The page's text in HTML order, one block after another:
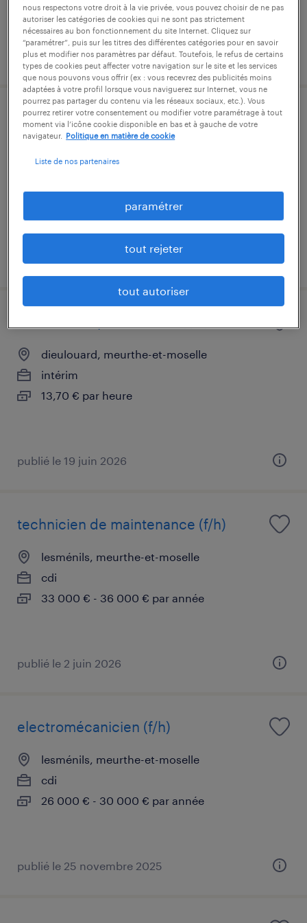
publié le 28 juillet 2026
mécanicien d'engins de chantier / de
levage / de machines agricoles (f/h)
intérim
12,50 € par heure
publié le 3 août 2026
dieulouard, meurthe-et-moselle
intérim
13,70 € par heure
publié le 19 juin 2026
technicien de maintenance (f/h)
lesménils, meurthe-et-moselle
cdi
33 000 € - 36 000 € par année
publié le 2 juin 2026
electromécanicien (f/h)
lesménils, meurthe-et-moselle
cdi
26 000 € - 30 000 € par année
publié le 25 novembre 2025
nous respectons votre droit à la vie privée, vous pouvez choisir de ne pas
autoriser les catégories de cookies qui ne sont pas strictement
nécessaires au bon fonctionnement du site Internet. Cliquez sur
“paramétrer”, puis sur les titres des différentes catégories pour en savoir
plus et modifier nos paramètres par défaut. Toutefois, le refus de certains
types de cookies peut affecter votre navigation sur le site et les services
que nous pouvons vous offrir (ex : vous recevrez des publicités moins
adaptées à votre profil lorsque vous naviguerez sur Internet, vous ne
pourrez pas partager du contenu via les réseaux sociaux, etc.). Vous
pourrez retirer votre consentement ou modifier votre paramétrage à tout
moment via l’icône cookie disponible en bas et à gauche de votre
navigateur.
Politique en matière de cookie
Liste de nos partenaires
paramétrer
tout rejeter
tout autoriser